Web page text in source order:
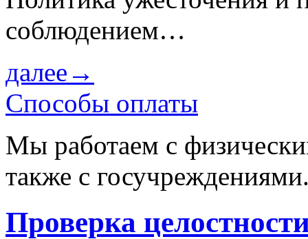
соблюдением…
далее→
Способы оплаты
Мы работаем с
также с
Проверка